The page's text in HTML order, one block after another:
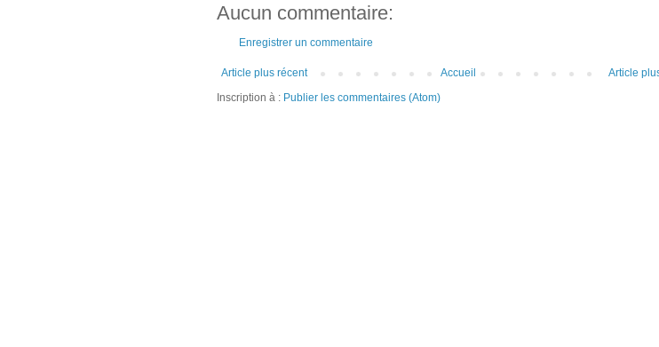
Aucun commentaire:
Enregistrer un commentaire
Article plus récent Article
Accueil
Inscription à : Publier les commentaires (Atom)